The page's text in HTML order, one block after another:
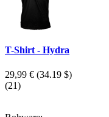
T-Shirt - Hydra
29,99 € (34.19 $)
(21)